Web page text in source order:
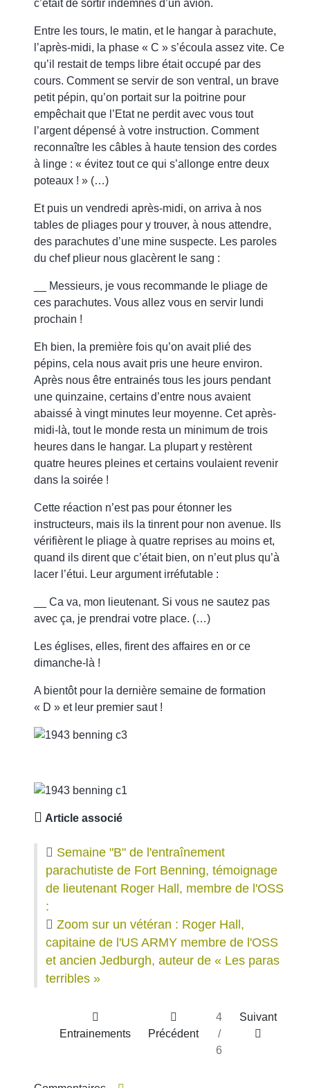
c’était de sortir indemnes d’un avion.
Entre les tours, le matin, et le hangar à parachute,
l’après-midi, la phase « C » s’écoula assez vite. Ce
qu’il restait de temps libre était occupé par des
cours. Comment se servir de son ventral, un brave
petit pépin, qu’on portait sur la poitrine pour
empêchait que l’Etat ne perdit avec vous tout
l’argent dépensé à votre instruction. Comment
reconnaître les câbles à haute tension des cordes
à linge : « évitez tout ce qui s’allonge entre deux
poteaux ! » (…)
Et puis un vendredi après-midi, on arriva à nos
tables de pliages pour y trouver, à nous attendre,
des parachutes d’une mine suspecte. Les paroles
du chef plieur nous glacèrent le sang :
__ Messieurs, je vous recommande le pliage de
ces parachutes. Vous allez vous en servir lundi
prochain !
Eh bien, la première fois qu’on avait plié des
pépins, cela nous avait pris une heure environ.
Après nous être entrainés tous les jours pendant
une quinzaine, certains d’entre nous avaient
abaissé à vingt minutes leur moyenne. Cet après-
midi-là, tout le monde resta un minimum de trois
heures dans le hangar. La plupart y restèrent
quatre heures pleines et certains voulaient revenir
dans la soirée !
Cette réaction n’est pas pour étonner les
instructeurs, mais ils la tinrent pour non avenue. Ils
vérifièrent le pliage à quatre reprises au moins et,
quand ils dirent que c’était bien, on n’eut plus qu’à
lacer l’étui. Leur argument irréfutable :
__ Ca va, mon lieutenant. Si vous ne sautez pas
avec ça, je prendrai votre place. (…)
Les églises, elles, firent des affaires en or ce
dimanche-là !
A bientôt pour la dernière semaine de formation
« D » et leur premier saut !
Article associé
Semaine "B" de l'entraînement
parachutiste de Fort Benning, témoignage
de lieutenant Roger Hall, membre de l'OSS
:
Zoom sur un vétéran : Roger Hall,
capitaine de l'US ARMY membre de l'OSS
et ancien Jedburgh, auteur de « Les paras
terribles »
Entrainements Précédent
4
/
6
Suivant